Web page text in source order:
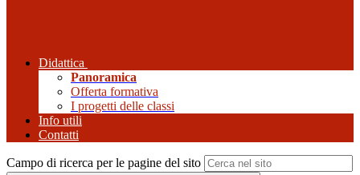
Didattica
Panoramica
Offerta formativa
I progetti delle classi
Info utili
Contatti
Campo di ricerca per le pagine del sito